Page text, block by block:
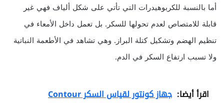
أما بالنسبة للكربوهيدرات التي تأتي على شكل ألياف فهي غير
قابلة للامتصاص لعدم تحولها للسكر. بل تعمل داخل الأمعاء في
تنظيم الهضم وتشكيل كتلة البراز. وهي تشاهد في الأطعمة النباتية
ولا تسبب ارتفاع السكر في الدم.
اقرأ أيضا: جهاز كونتور لقياس السكر Contour